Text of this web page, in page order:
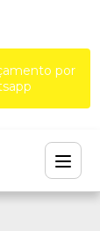
por